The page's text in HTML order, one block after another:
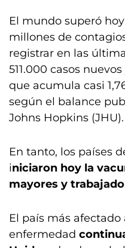
El mundo superó
millones de
registrar en las
511.000 casos
que acumula casi
según el balance
Johns Hopkins (JHU).
En tanto, los países
iniciaron hoy la
mayores y
El país más
enfermedad